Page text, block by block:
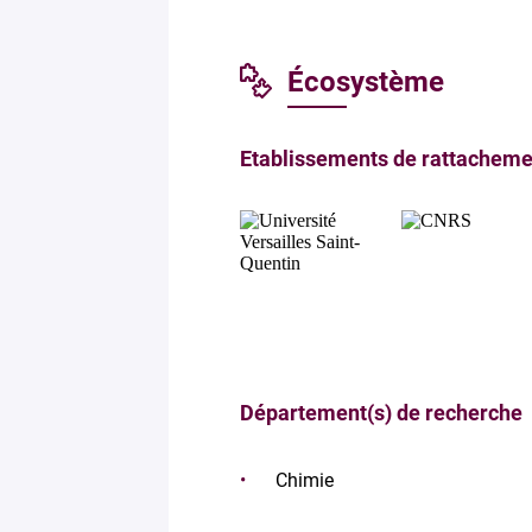
Écosystème
Etablissements de
Département(s) de recherche
Chimie